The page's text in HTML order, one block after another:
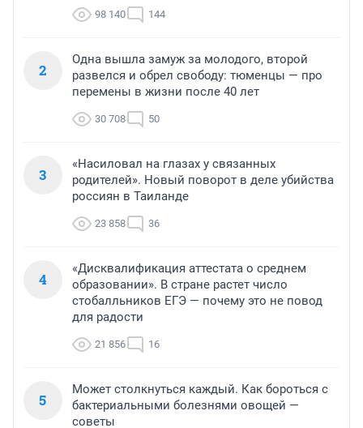
98 140 144
2
Одна вышла замуж за молодого, второй
развелся и обрел свободу: тюменцы — про
перемены в жизни после 40 лет
30 708 50
3
«Насиловал на глазах у связанных
родителей». Новый поворот в деле убийства
россиян в Таиланде
23 858 36
4
«Дисквалификация аттестата о среднем
образовании». В стране растет число
стобалльников ЕГЭ — почему это не повод
для радости
21 856 16
5
Может столкнуться каждый. Как бороться с
бактериальными болезнями овощей —
советы